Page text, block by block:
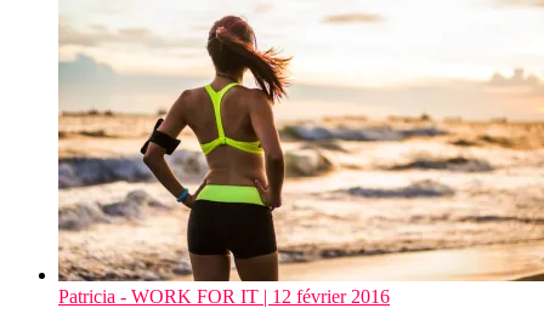
Patricia - WORK FOR IT | 12 février 2016